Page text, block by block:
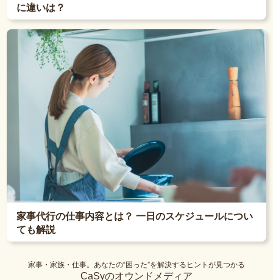
に違いは？
家事代行の仕事内容とは？ 一日のスケジュールについ
ても解説
家事・家族・仕事。あなたの“困った”を解決するヒントが見つかる
CaSyのオウンドメディア